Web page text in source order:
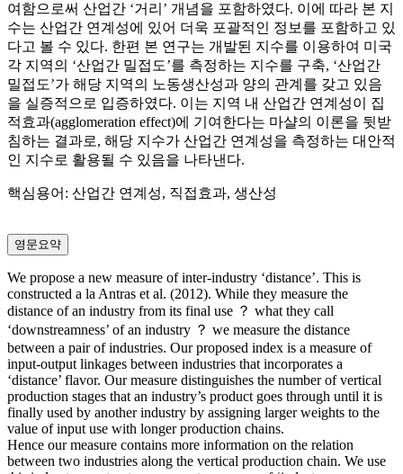
여함으로써 산업간 ‘거리’ 개념을 포함하였다. 이에 따라 본 지
수는 산업간 연계성에 있어 더욱 포괄적인 정보를 포함하고 있
다고 볼 수 있다. 한편 본 연구는 개발된 지수를 이용하여 미국
각 지역의 ‘산업간 밀접도’를 측정하는 지수를 구축, ‘산업간
밀접도’가 해당 지역의 노동생산성과 양의 관계를 갖고 있음
을 실증적으로 입증하였다. 이는 지역 내 산업간 연계성이 집
적효과(agglomeration effect)에 기여한다는 마샬의 이론을 뒷받
침하는 결과로, 해당 지수가 산업간 연계성을 측정하는 대안적
인 지수로 활용될 수 있음을 나타낸다.
핵심용어: 산업간 연계성, 직접효과, 생산성
영문요약
We propose a new measure of inter-industry ‘distance’. This is
constructed a la Antras et al. (2012). While they measure the
distance of an industry from its final use ？ what they call
‘downstreamness’ of an industry ？ we measure the distance
between a pair of industries. Our proposed index is a measure of
input-output linkages between industries that incorporates a
‘distance’ flavor. Our measure distinguishes the number of vertical
production stages that an industry’s product goes through until it is
finally used by another industry by assigning larger weights to the
value of input use with longer production chains.
Hence our measure contains more information on the relation
between two industries along the vertical production chain. We use